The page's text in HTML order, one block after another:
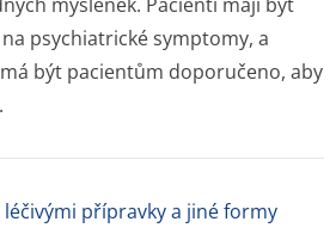
psychiatrické symptomy, a
být pacientům doporučeno, aby
přípravky a jiné formy